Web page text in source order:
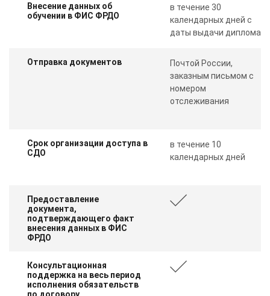
Внесение данных об
обучении в ФИС ФРДО
в течение 30
календарных дней с
даты выдачи диплома
Отправка документов
Почтой России,
заказным письмом с
номером
отслеживания
Срок организации доступа в
СДО
в течение 10
календарных дней
Предоставление
документа,
подтверждающего факт
внесения данных в ФИС
ФРДО
Консультационная
поддержка на весь период
исполнения обязательств
по договору